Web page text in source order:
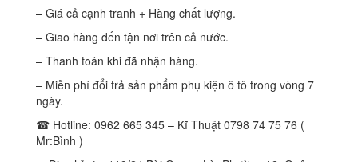
– Giá cả cạnh tranh + Hàng chất lượng.
– Giao hàng đến tận nơi trên cả nước.
– Thanh toán khi đã nhận hàng.
– Miễn phí đổi trả sản phẩm phụ kiện ô tô trong vòng 7
ngày.
☎ Hotline: 0962 665 345 – Kĩ Thuật 0798 74 75 76 (
Mr:Bình )